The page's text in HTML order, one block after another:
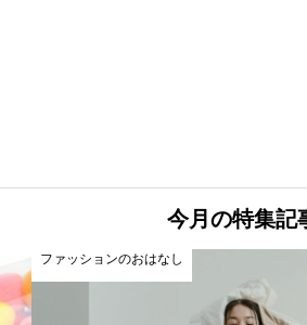
今月の特集記
ファッションのおはなし